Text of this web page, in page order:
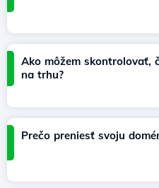
Ako môžem skontrolovať,
na trhu?
Prečo preniesť svoju